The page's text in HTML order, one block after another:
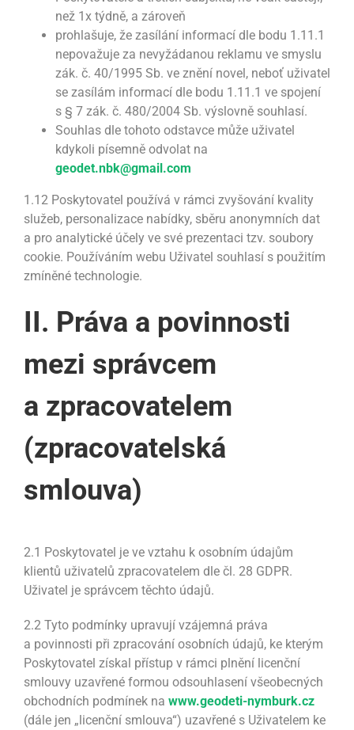
než 1x týdně, a zároveň
prohlašuje, že zasílání informací dle bodu 1.11.1
nepovažuje za nevyžádanou reklamu ve smyslu
zák. č. 40/1995 Sb. ve znění novel, neboť uživatel
se zasílám informací dle bodu 1.11.1 ve spojení
s § 7 zák. č. 480/2004 Sb. výslovně souhlasí.
Souhlas dle tohoto odstavce může uživatel
kdykoli písemně odvolat na
geodet.nbk@gmail.com
1.12 Poskytovatel používá v rámci zvyšování kvality
služeb, personalizace nabídky, sběru anonymních dat
a pro analytické účely ve své prezentaci tzv. soubory
cookie. Používáním webu Uživatel souhlasí s použitím
zmíněné technologie.
II. Práva a povinnosti
mezi správcem
a zpracovatelem
(zpracovatelská
smlouva)
2.1 Poskytovatel je ve vztahu k osobním údajům
klientů uživatelů zpracovatelem dle čl. 28 GDPR.
Uživatel je správcem těchto údajů.
2.2 Tyto podmínky upravují vzájemná práva
a povinnosti při zpracování osobních údajů, ke kterým
Poskytovatel získal přístup v rámci plnění licenční
smlouvy uzavřené formou odsouhlasení všeobecných
obchodních podmínek na www.geodeti-nymburk.cz
(dále jen „licenční smlouva“) uzavřené s Uživatelem ke